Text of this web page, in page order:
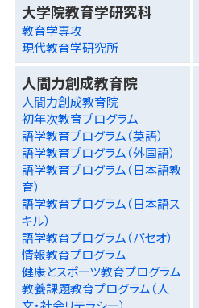
大学院教育学研究科
教育学専攻
現代教育学研究所
人間力創成教育院
人間力創成教育院
初年次教育プログラム
語学教育プログラム（英語）
語学教育プログラム（外国語）
語学教育プログラム（日本語教
育）
語学教育プログラム（日本語ス
キル）
語学教育プログラム（パセオ）
情報教育プログラム
健康とスポーツ教育プログラム
教養課題教育プログラム（人